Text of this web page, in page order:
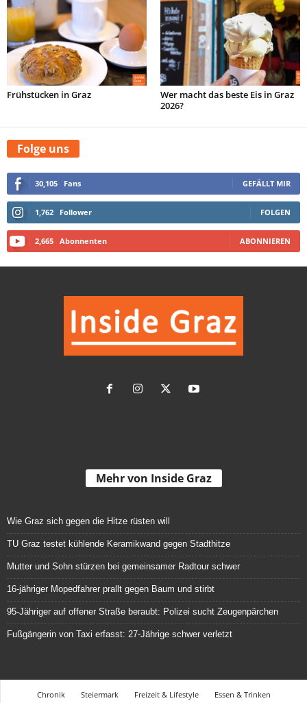
Frühstücken in Graz
Wer macht das beste Eis in Graz
2026?
Folge uns
30,105 Fans GEFÄLLT MIR
1,762 Follower FOLGEN
2,665 Abonnenten ABONNIEREN
Mehr von Inside Graz
Wie Graz sich gegen die Hitze rüsten will
TU Graz testet kühlende Keramikwand gegen Stadthitze
Mutter und Sohn stürzen bei gemeinsamer Radtour schwer
16-jähriger Mopedfahrer prallt gegen Baum und stirbt
95-Jähriger auf offener Straße beraubt: Polizei sucht Zeugenpärchen
Fußgängerin von Taxi erfasst: 27-Jährige schwer verletzt
Chronik Steiermark Freizeit & Lifestyle Essen & Trinken